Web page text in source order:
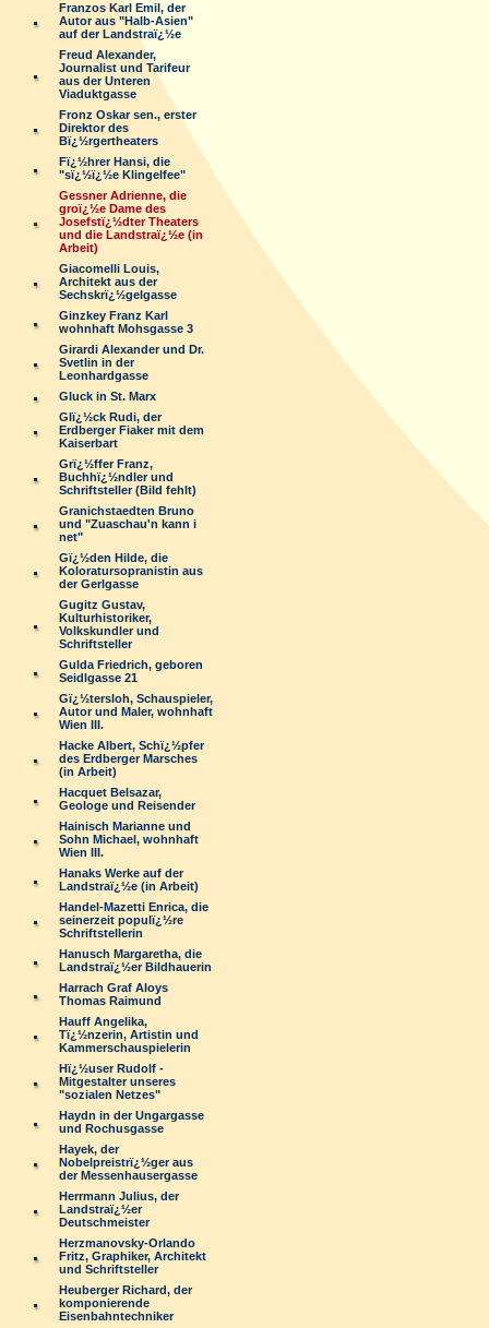
Franzos Karl Emil, der
Autor aus "Halb-Asien"
auf der Landstraï¿½e
Freud Alexander,
Journalist und Tarifeur
aus der Unteren
Viaduktgasse
Fronz Oskar sen., erster
Direktor des
Bï¿½rgertheaters
Fï¿½hrer Hansi, die
"sï¿½ï¿½e Klingelfee"
Gessner Adrienne, die
groï¿½e Dame des
Josefstï¿½dter Theaters
und die Landstraï¿½e (in
Arbeit)
Giacomelli Louis,
Architekt aus der
Sechskrï¿½gelgasse
Ginzkey Franz Karl
wohnhaft Mohsgasse 3
Girardi Alexander und Dr.
Svetlin in der
Leonhardgasse
Gluck in St. Marx
Glï¿½ck Rudi, der
Erdberger Fiaker mit dem
Kaiserbart
Grï¿½ffer Franz,
Buchhï¿½ndler und
Schriftsteller (Bild fehlt)
Granichstaedten Bruno
und "Zuaschau'n kann i
net"
Gï¿½den Hilde, die
Koloratursopranistin aus
der Gerlgasse
Gugitz Gustav,
Kulturhistoriker,
Volkskundler und
Schriftsteller
Gulda Friedrich, geboren
Seidlgasse 21
Gï¿½tersloh, Schauspieler,
Autor und Maler, wohnhaft
Wien III.
Hacke Albert, Schï¿½pfer
des Erdberger Marsches
(in Arbeit)
Hacquet Belsazar,
Geologe und Reisender
Hainisch Marianne und
Sohn Michael, wohnhaft
Wien III.
Hanaks Werke auf der
Landstraï¿½e (in Arbeit)
Handel-Mazetti Enrica, die
seinerzeit populï¿½re
Schriftstellerin
Hanusch Margaretha, die
Landstraï¿½er Bildhauerin
Harrach Graf Aloys
Thomas Raimund
Hauff Angelika,
Tï¿½nzerin, Artistin und
Kammerschauspielerin
Hï¿½user Rudolf -
Mitgestalter unseres
"sozialen Netzes"
Haydn in der Ungargasse
und Rochusgasse
Hayek, der
Nobelpreistrï¿½ger aus
der Messenhausergasse
Herrmann Julius, der
Landstraï¿½er
Deutschmeister
Herzmanovsky-Orlando
Fritz, Graphiker, Architekt
und Schriftsteller
Heuberger Richard, der
komponierende
Eisenbahntechniker